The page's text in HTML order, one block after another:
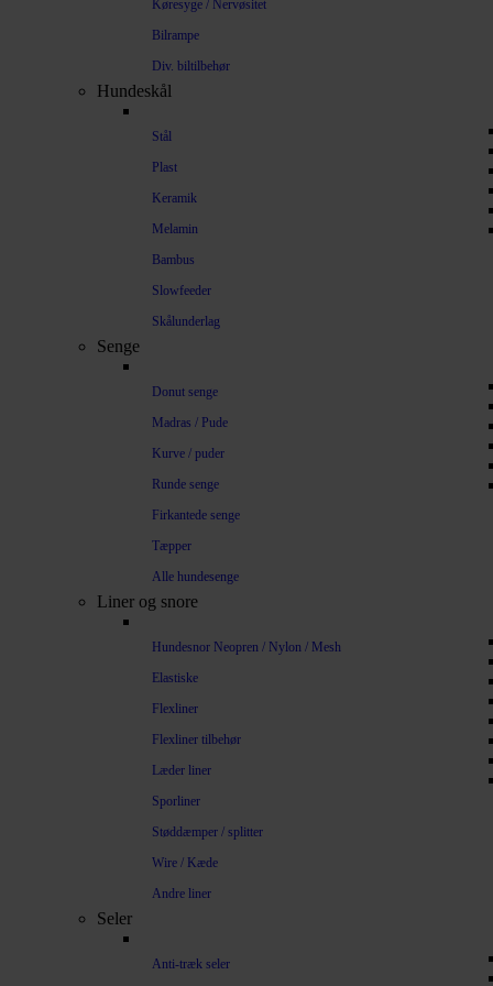
Køresyge / Nervøsitet
Bilrampe
Div. biltilbehør
Hundeskål
Stål
Plast
Keramik
Melamin
Bambus
Slowfeeder
Skålunderlag
Senge
Donut senge
Madras / Pude
Kurve / puder
Runde senge
Firkantede senge
Tæpper
Alle hundesenge
Liner og snore
Hundesnor Neopren / Nylon / Mesh
Elastiske
Flexliner
Flexliner tilbehør
Læder liner
Sporliner
Støddæmper / splitter
Wire / Kæde
Andre liner
Seler
Anti-træk seler